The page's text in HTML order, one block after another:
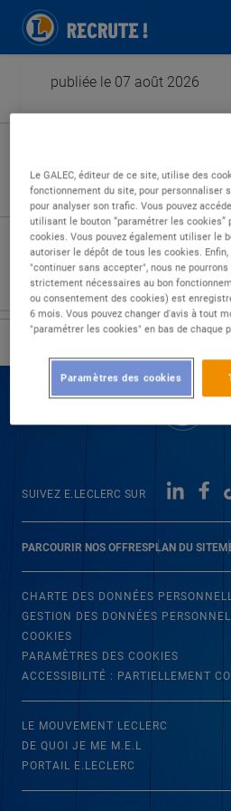
publiée le 07 août 2026
Type de contrat :
Expérience :
Études :
PARCOURIR NOS OFFRESPLAN DU SITE
SUIVEZ E.LECLERC SUR
CHARTE DES DONNÉES
GESTION DES DONNÉES
COOKIES
PARAMÈTRES DES COOKIES
ACCESSIBILITÉ : PARTIELLEMENT
LE MOUVEMENT LECLERC
DE QUOI JE ME M.E.L
PORTAIL E.LECLERC
Le GALEC, éditeur de ce site, utilise des
fonctionnement du site, pour personnaliser
pour analyser son trafic. Vous pouvez
utilisant le bouton “paramétrer les cookies”
cookies. Vous pouvez également utiliser le
autoriser le dépôt de tous les cookies.
"continuer sans accepter", nous ne
strictement nécessaires au bon
ou consentement des cookies) est
6 mois. Vous pouvez changer d'avis à tout
"paramétrer les cookies" en bas de chaque
Paramètres des cookies